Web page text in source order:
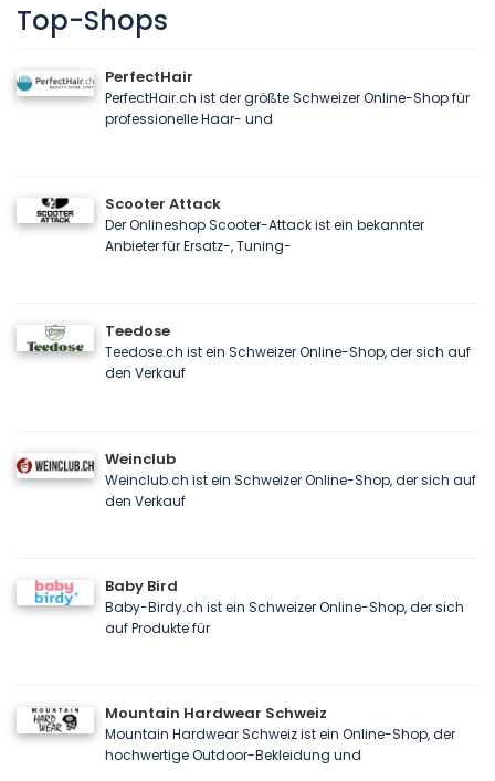
Top-Shops
PerfectHair
PerfectHair.ch ist der größte Schweizer Online-Shop für
professionelle Haar- und
Scooter Attack
Der Onlineshop Scooter-Attack ist ein bekannter
Anbieter für Ersatz-, Tuning-
Teedose
Teedose.ch ist ein Schweizer Online-Shop, der sich auf
den Verkauf
Weinclub
Weinclub.ch ist ein Schweizer Online-Shop, der sich auf
den Verkauf
Baby Bird
Baby-Birdy.ch ist ein Schweizer Online-Shop, der sich
auf Produkte für
Mountain Hardwear Schweiz
Mountain Hardwear Schweiz ist ein Online-Shop, der
hochwertige Outdoor-Bekleidung und